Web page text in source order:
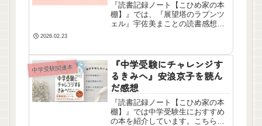
『読書記録ノート【こひめ家の本
棚】』では、『展望塔のラプンツ
ェル』宇佐美まことの読書感想文
2026.02.23
中学受験関連本
『中学受験にチャレンジす
るきみへ』安浪京子を読ん
だ感想
『読書記録ノート【こひめ家の本
棚】』では中学受験生におすすめ
の本を紹介しています。こちらは